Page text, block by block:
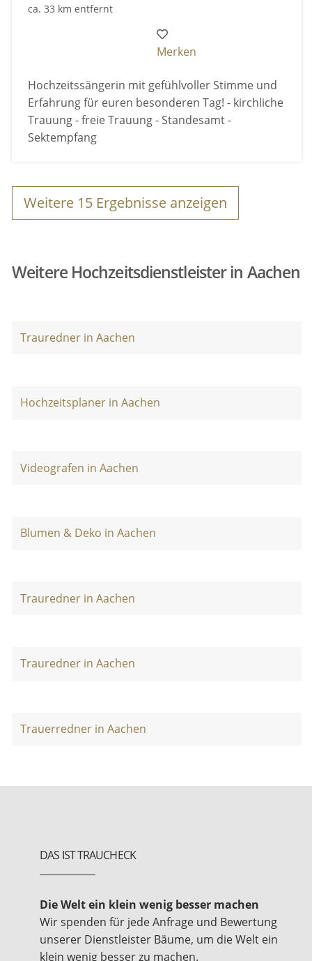
ca. 33 km entfernt
Merken
Hochzeitssängerin mit gefühlvoller Stimme und
Erfahrung für euren besonderen Tag! - kirchliche
Trauung - freie Trauung - Standesamt -
Sektempfang
Weitere 15 Ergebnisse anzeigen
Weitere Hochzeitsdienstleister in Aachen
Trauredner in Aachen
Hochzeitsplaner in Aachen
Videografen in Aachen
Blumen & Deko in Aachen
Trauredner in Aachen
Trauredner in Aachen
Trauerredner in Aachen
DAS IST TRAUCHECK
Die Welt ein klein wenig besser machen
Wir spenden für jede Anfrage und Bewertung
unserer Dienstleister Bäume, um die Welt ein
klein wenig besser zu machen.